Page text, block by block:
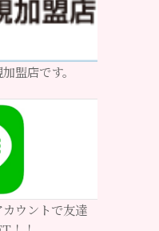
盟店です。
ウントで友達